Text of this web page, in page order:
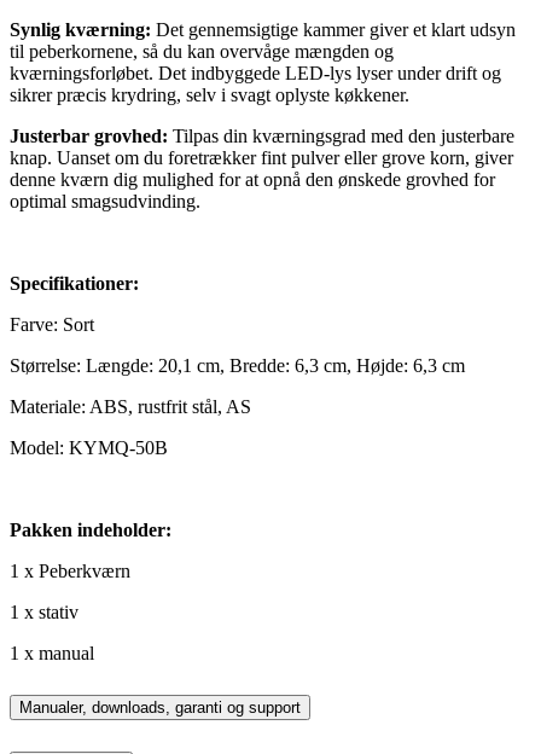
Synlig kværning: Det gennemsigtige kammer giver et klart udsyn
til peberkornene, så du kan overvåge mængden og
kværningsforløbet. Det indbyggede LED-lys lyser under drift og
sikrer præcis krydring, selv i svagt oplyste køkkener.
Justerbar grovhed: Tilpas din kværningsgrad med den justerbare
knap. Uanset om du foretrækker fint pulver eller grove korn, giver
denne kværn dig mulighed for at opnå den ønskede grovhed for
optimal smagsudvinding.
Specifikationer:
Farve: Sort
Størrelse: Længde: 20,1 cm, Bredde: 6,3 cm, Højde: 6,3 cm
Materiale: ABS, rustfrit stål, AS
Model: KYMQ-50B
Pakken indeholder:
1 x Peberkværn
1 x stativ
1 x manual
Manualer, downloads, garanti og support